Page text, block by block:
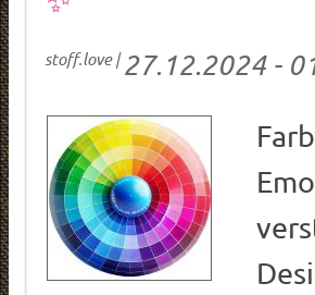
stoff.love|27.12.2024 -